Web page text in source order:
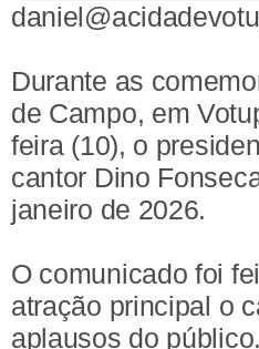
Durante as
de Campo, em
feira (10), o
cantor Dino
janeiro de 2026.
O comunicado foi
atração principal o
aplausos do